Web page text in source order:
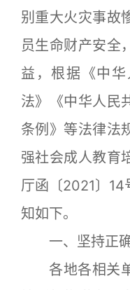
别重大火灾事故
员生命财产安全
益，根据《中
法》《中华人民
条例》等法律法
强社会成人教育
厅函〔2021〕14
知如下。
一、坚持正
各地各相关单